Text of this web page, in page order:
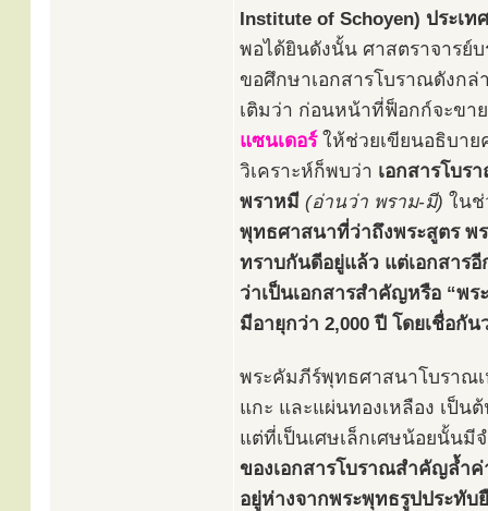
Institute of Schoyen) ประเ
พอได้ยินดังนั้น ศาสตราจารย์บ
ขอศึกษาเอกสารโบราณดังกล่
เติมว่า ก่อนหน้าที่ฟ็อกก์จะข
แซนเดอร์ให้ช่วยเขียนอธิบาย
วิเคราะห์ก็พบว่า เอกสารโบร
พราหมี (อ่านว่า พราม-มี) ในช่
พุทธศาสนาที่ว่าถึงพระสูตร พ
ทราบกันดีอยู่แล้ว แต่เอกสาร
ว่าเป็นเอกสารสำคัญหรือ “พ
มีอายุกว่า 2,000 ปี โดยเชื่อกั
พระคัมภีร์พุทธศาสนาโบราณ
แกะ และแผ่นทองเหลือง เป็น
แต่ที่เป็นเศษเล็กเศษน้อยนั้น
ของเอกสารโบราณสำคัญลํ้า
อยู่ห่างจากพระพุทธรูปประทั